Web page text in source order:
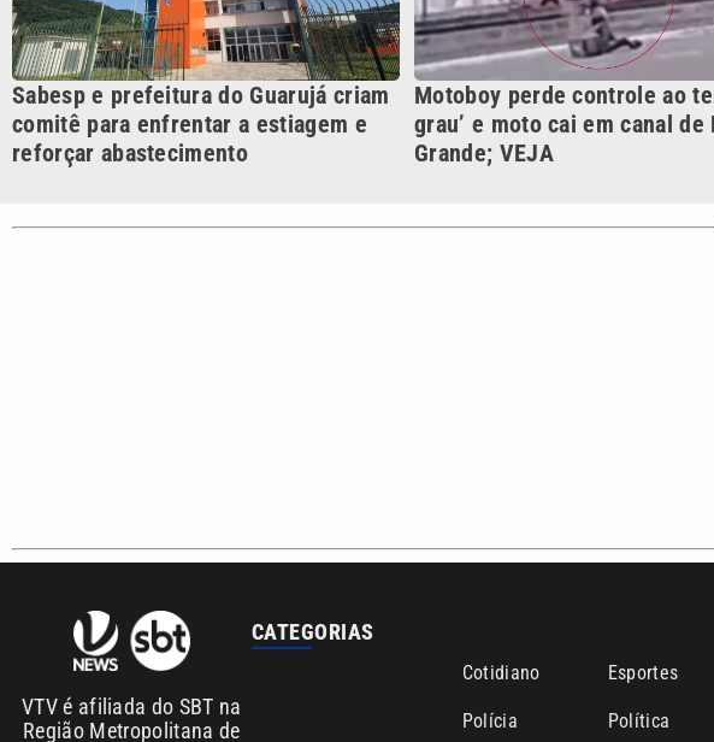
VTV é afiliada do SBT na
Região Metropolitana de
Campinas e Baixada
CATEGORIAS
Cotidiano Esportes
Polícia Política